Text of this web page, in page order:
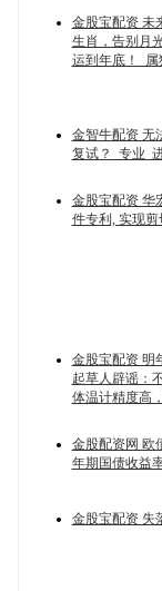
金股宝配资 未
生肖，告别月
运到年底！_
金智牛配资 无
复试？_专业_
金股宝配资 华
件专利, 实现
金股宝配资 明
起草人辟谣：
体温计精度高
金股配资网 欧
年期国债收益
金股宝配资 失